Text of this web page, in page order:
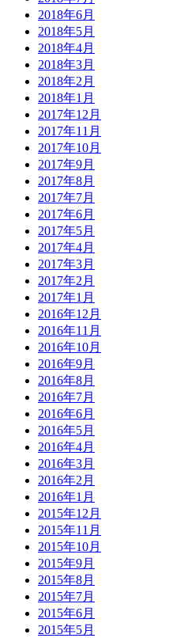
2018年6月
2018年5月
2018年4月
2018年3月
2018年2月
2018年1月
2017年12月
2017年11月
2017年10月
2017年9月
2017年8月
2017年7月
2017年6月
2017年5月
2017年4月
2017年3月
2017年2月
2017年1月
2016年12月
2016年11月
2016年10月
2016年9月
2016年8月
2016年7月
2016年6月
2016年5月
2016年4月
2016年3月
2016年2月
2016年1月
2015年12月
2015年11月
2015年10月
2015年9月
2015年8月
2015年7月
2015年6月
2015年5月